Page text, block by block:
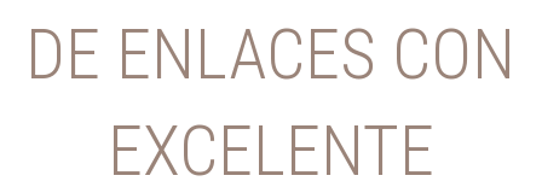
DE ENLACES CON
EXCELENTE